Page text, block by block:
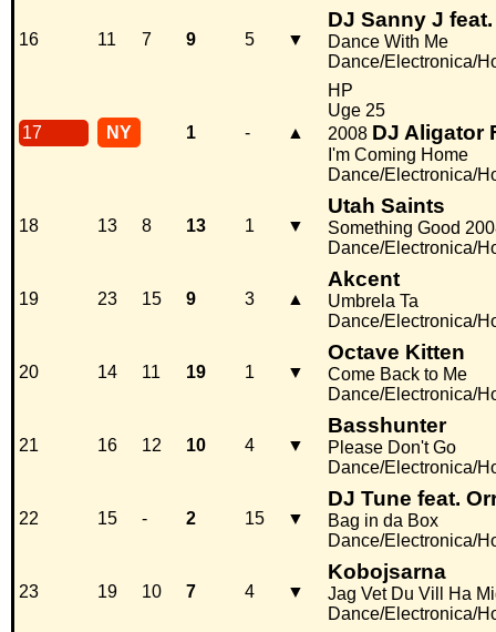
16 11 7 9 5 ▼
DJ Sanny J
Dance With Me
Dance/Electronica/
17 NY 1 - ▲
HP
Uge 25
2008 DJ Aligator
I'm Coming Home
Dance/Electronica/
18 13 8 13 1 ▼
Utah Saints
Something Good
Dance/Electronica/
19 23 15 9 3 ▲
Akcent
Umbrela Ta
Dance/Electronica/
20 14 11 19 1 ▼
Octave Kitten
Come Back to Me
Dance/Electronica/
21 16 12 10 4 ▼
Basshunter
Please Don't Go
Dance/Electronica/
22 15 - 2 15 ▼
DJ Tune feat.
Bag in da Box
Dance/Electronica/
23 19 10 7 4 ▼
Kobojsarna
Jag Vet Du Vill Ha
Dance/Electronica/